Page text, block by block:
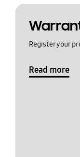
Register your
Read more